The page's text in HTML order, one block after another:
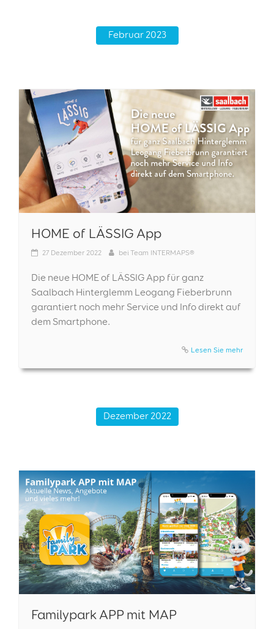
Februar 2023
HOME of LÄSSIG App
27 Dezember 2022 bei Team INTERMAPS®
Die neue HOME of LÄSSIG App für ganz
Saalbach Hinterglemm Leogang Fieberbrunn
garantiert noch mehr Service und Info direkt auf
dem Smartphone.
Lesen Sie mehr
Dezember 2022
Familypark APP mit MAP